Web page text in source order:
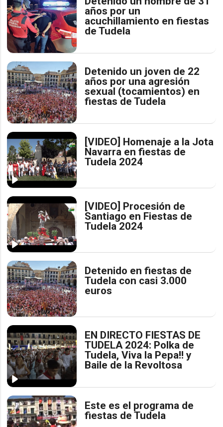
años por un
acuchillamiento en fiestas
de Tudela
Detenido un joven de 22
años por una agresión
sexual (tocamientos) en
fiestas de Tudela
[VIDEO] Homenaje a la Jota
Navarra en fiestas de
Tudela 2024
[VIDEO] Procesión de
Santiago en Fiestas de
Tudela 2024
Detenido en fiestas de
Tudela con casi 3.000
euros
EN DIRECTO FIESTAS DE
TUDELA 2024: Polka de
Tudela, Viva la Pepa!! y
Baile de la Revoltosa
Este es el programa de
fiestas de Tudela